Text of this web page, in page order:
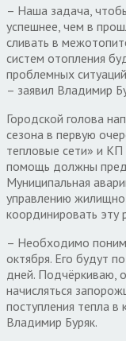
– Наша задача,
успешнее, чем в
сливать в
систем отопления
проблемных
– заявил Владимир
Городской голова
сезона в первую
тепловые сети» и
помощь должны
Муниципальная
управлению
координировать эту
– Необходимо
октября. Его будут
дней. Подчёркиваю,
начисляться
поступления тепла в
Владимир Буряк.